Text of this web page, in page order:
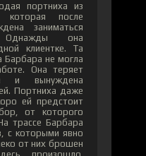
портниха из
которая после
заниматься
она
клиентке. Та
Барбара не могла
Она теряет
и вынуждена
Портниха даже
ей предстоит
от которого
трассе Барбара
с которыми явно
от них брошен